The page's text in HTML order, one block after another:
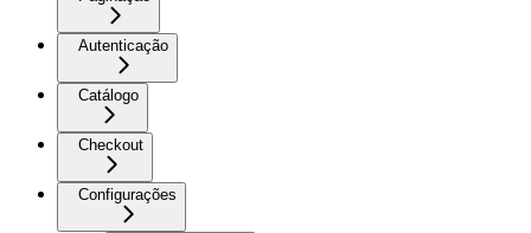
Autenticação
Catálogo
Checkout
Configurações